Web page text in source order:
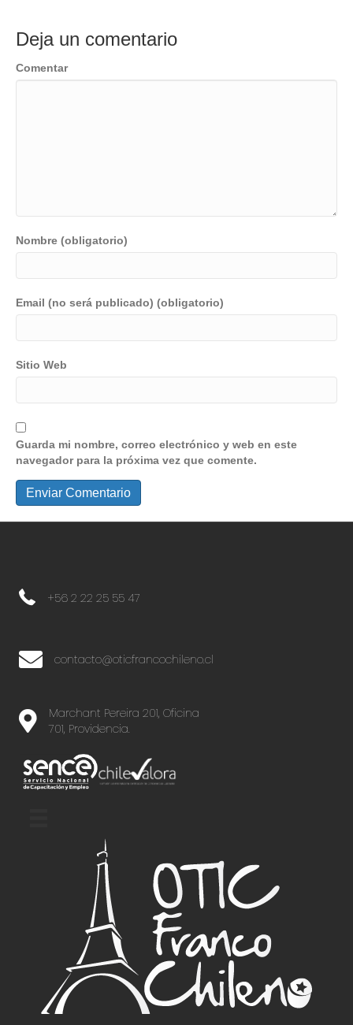
Deja un comentario
Comentar
Nombre (obligatorio)
Email (no será publicado) (obligatorio)
Sitio Web
Guarda mi nombre, correo electrónico y web en este
navegador para la próxima vez que comente.
+56 2 22 25 55 47
+56 2 22 25 55 47
contacto@oticfrancochileno.cl
Marchant Pereira 201, Oficina
701, Providencia.